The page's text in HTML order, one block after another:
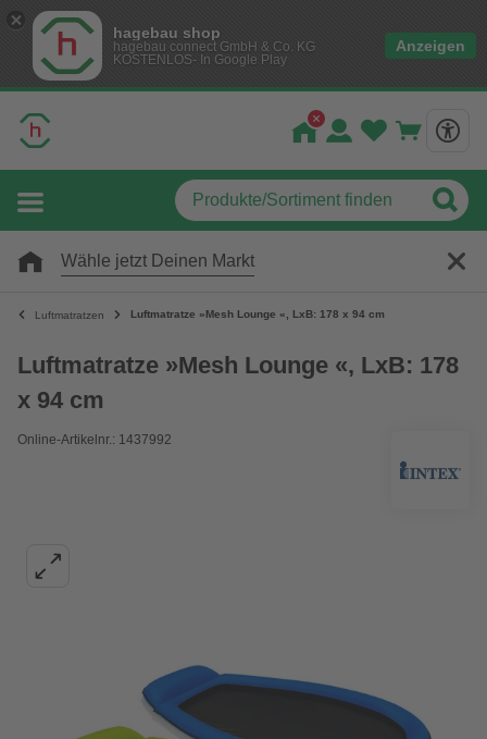
hagebau shop
hagebau connect GmbH & Co. KG
KOSTENLOS- In Google Play
Anzeigen
Wähle jetzt Deinen Markt
Luftmatratzen Luftmatratze »Mesh Lounge «, LxB: 178 x 94 cm
Luftmatratze »Mesh Lounge «, LxB: 178
x 94 cm
Online-Artikelnr.: 1437992